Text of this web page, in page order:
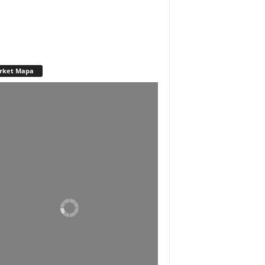
Mapa